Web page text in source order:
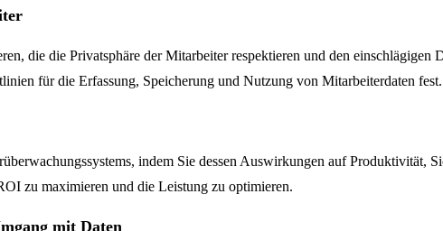
die die Privatsphäre der Mitarbeiter respektieren und den einschlägigen
für die Erfassung, Speicherung und Nutzung von Mitarbeiterdaten fest.
indem Sie dessen Auswirkungen auf Produktivität,
zu maximieren und die Leistung zu optimieren.
mit Daten